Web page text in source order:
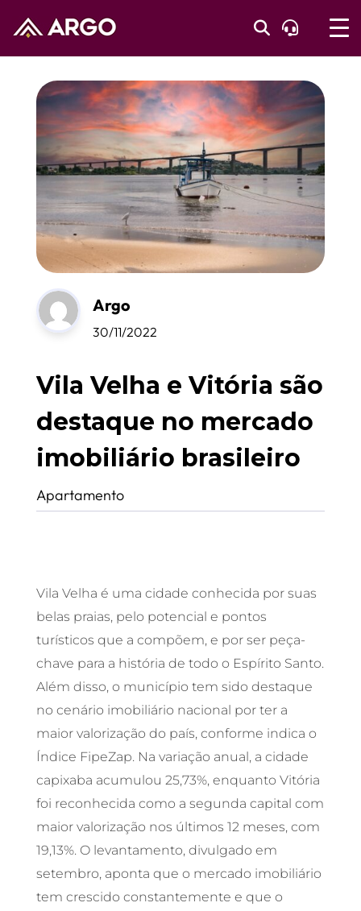
Argo
30/11/2022
Vila Velha e Vitória são
destaque no mercado
imobiliário brasileiro
Apartamento
Vila Velha é uma cidade conhecida por suas
belas praias, pelo potencial e pontos
turísticos que a compõem, e por ser peça-
chave para a história de todo o Espírito Santo.
Além disso, o município tem sido destaque
no cenário imobiliário nacional por ter a
maior valorização do país, conforme indica o
Índice FipeZap. Na variação anual, a cidade
capixaba acumulou 25,73%, enquanto Vitória
foi reconhecida como a segunda capital com
maior valorização nos últimos 12 meses, com
19,13%. O levantamento, divulgado em
setembro, aponta que o mercado imobiliário
tem crescido constantemente e que o